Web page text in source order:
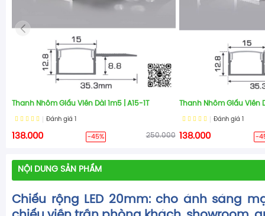
Thanh Nhôm Giấu Viền Dài 1m5 | A15-1T
Đánh giá
138.000 -45% 250.000
Thanh Nhôm Giấu Viền
Đánh giá
138.000 -
NỘI DUNG SẢN PHẨM
Chiếu rộng LED 20mm: cho ánh sáng